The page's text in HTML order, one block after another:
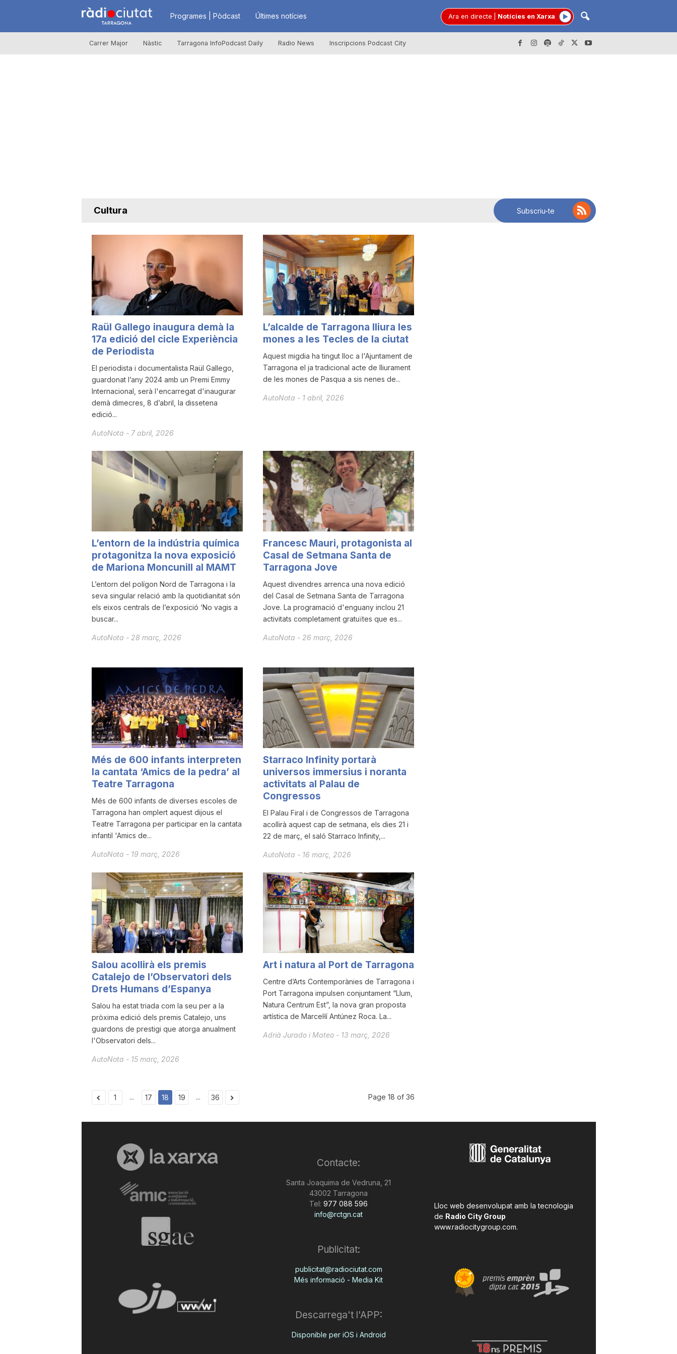
R
à
t
a
t
d
e
T
a
r
a
g
a
Programes | Pòdcast Últimes notícies Ara en directe Notícies en Xarxa
Carrer Major Nàstic Tarragona InfoPodcast Daily Radio News Inscripcions Podcast City
Cultura Subscriu-te
Raül Gallego inaugura demà la
17a edició del cicle Experiència
de Periodista
El periodista i documentalista Raül Gallego,
guardonat l’any 2024 amb un Premi Emmy
Internacional, serà l'encarregat d'inaugurar
demà dimecres, 8 d’abril, la dissetena
edició...
AutoNota - 7 abril, 2026
L’alcalde de Tarragona lliura les
mones a les Tecles de la ciutat
Aquest migdia ha tingut lloc a l'Ajuntament de
Tarragona el ja tradicional acte de lliurament
de les mones de Pasqua a sis nenes de...
AutoNota - 1 abril, 2026
L’entorn de la indústria química
protagonitza la nova exposició
de Mariona Moncunill al MAMT
L’entorn del polígon Nord de Tarragona i la
seva singular relació amb la quotidianitat són
els eixos centrals de l’exposició ‘No vagis a
buscar...
AutoNota - 28 març, 2026
Francesc Mauri, protagonista al
Casal de Setmana Santa de
Tarragona Jove
Aquest divendres arrenca una nova edició
del Casal de Setmana Santa de Tarragona
Jove. La programació d'enguany inclou 21
activitats completament gratuïtes que es...
AutoNota - 26 març, 2026
Més de 600 infants interpreten
la cantata ‘Amics de la pedra’ al
Teatre Tarragona
Més de 600 infants de diverses escoles de
Tarragona han omplert aquest dijous el
Teatre Tarragona per participar en la cantata
infantil 'Amics de...
AutoNota - 19 març, 2026
Starraco Infinity portarà
universos immersius i noranta
activitats al Palau de
Congressos
El Palau Firal i de Congressos de Tarragona
acollirà aquest cap de setmana, els dies 21 i
22 de març, el saló Starraco Infinity,...
AutoNota - 16 març, 2026
Salou acollirà els premis
Catalejo de l’Observatori dels
Drets Humans d’Espanya
Salou ha estat triada com la seu per a la
pròxima edició dels premis Catalejo, uns
guardons de prestigi que atorga anualment
l'Observatori dels...
AutoNota - 15 març, 2026
Art i natura al Port de Tarragona
Centre d’Arts Contemporànies de Tarragona i
Port Tarragona impulsen conjuntament “Llum,
Natura Centrum Est”, la nova gran proposta
artística de Marcel·lí Antúnez Roca. La...
Adrià Jurado i Mateo - 13 març, 2026
1 ... 17 18 19 ... 36 Page 18 of 36
Contacte:
Santa Joaquima de Vedruna, 21
43002 Tarragona
Tel: 977 088 596
info@rctgn.cat
Publicitat:
publicitat@radiociutat.com
Més informació - Media Kit
Descarrega't l'APP:
Disponible per iOS i Android
Lloc web desenvolupat amb la tecnologia
de Radio City Group
www.radiocitygroup.com.